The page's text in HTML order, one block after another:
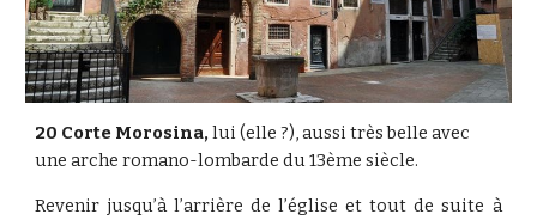
20 Corte Morosina, lui (elle ?), aussi très belle avec
une arche romano-lombarde du 13ème siècle.
Revenir jusqu’à l’arrière de l’église et tout de suite à